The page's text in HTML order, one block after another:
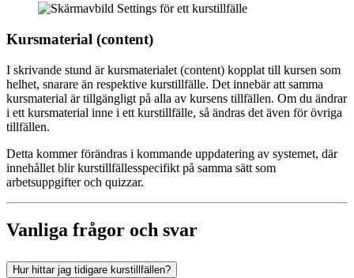
Kursmaterial (content)
I skrivande stund är kursmaterialet (content) kopplat till kursen som
helhet, snarare än respektive kurstillfälle. Det innebär att samma
kursmaterial är tillgängligt på alla av kursens tillfällen. Om du ändrar
i ett kursmaterial inne i ett kurstillfälle, så ändras det även för övriga
tillfällen.
Detta kommer förändras i kommande uppdatering av systemet, där
innehållet blir kurstillfällesspecifikt på samma sätt som
arbetsuppgifter och quizzar.
Vanliga frågor och svar
Hur hittar jag tidigare kurstillfällen?